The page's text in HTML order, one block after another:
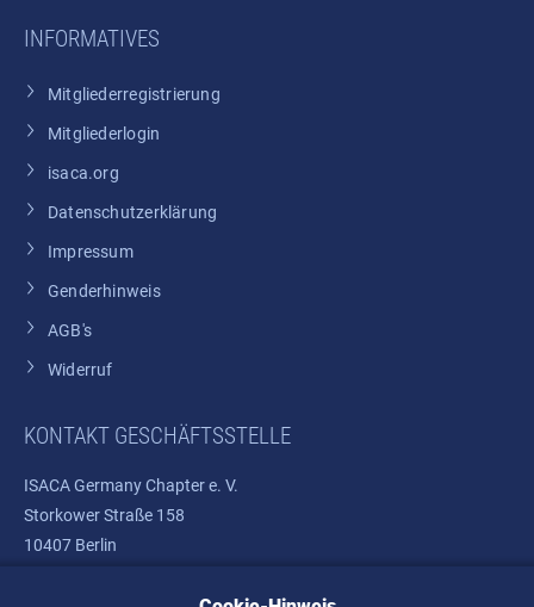
INFORMATIVES
Mitgliederregistrierung
Mitgliederlogin
isaca.org
Datenschutzerklärung
Impressum
Genderhinweis
AGB's
Widerruf
KONTAKT GESCHÄFTSSTELLE
ISACA Germany Chapter e. V.
Storkower Straße 158
10407 Berlin